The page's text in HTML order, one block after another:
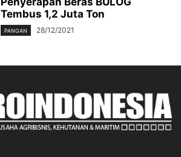
Tembus 1,2 Juta Ton
PANGAN 28/12/2021